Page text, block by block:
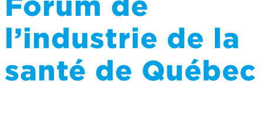
l’industrie de la
santé de Québec